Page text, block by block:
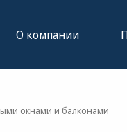
О компании
окнами и балконами